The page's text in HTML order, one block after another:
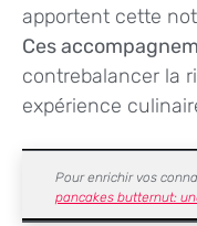
apportent cette
Ces
contrebalancer la
expérience
Pour enrichir vos
pancakes butternut: